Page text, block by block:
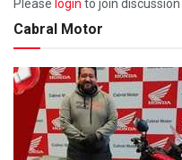
Please login to join discussion
Cabral Motor